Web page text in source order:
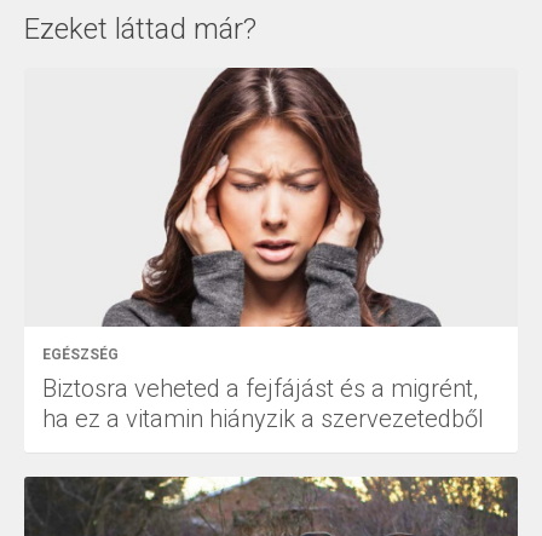
Ezeket láttad már?
EGÉSZSÉG
Biztosra veheted a fejfájást és a migrént,
ha ez a vitamin hiányzik a szervezetedből